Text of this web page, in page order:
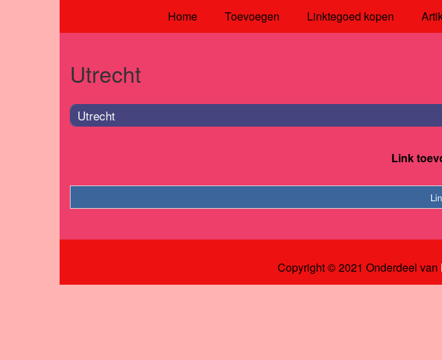
Home Toevoegen Linktegoed kopen
Utrecht
Utrecht
Link
Copyright © 2021 Onderdeel van